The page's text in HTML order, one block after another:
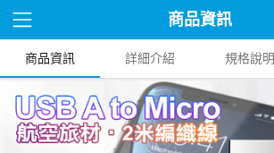
商品資訊
商品資訊 詳細介紹 規格說明